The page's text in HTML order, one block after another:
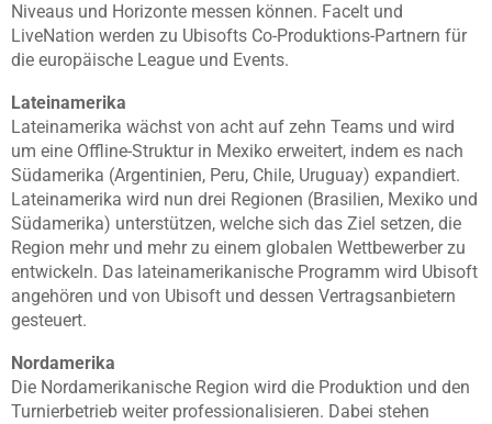
Niveaus und Horizonte messen können. Facelt und
LiveNation werden zu Ubisofts Co-Produktions-Partnern für
die europäische League und Events.
Lateinamerika
Lateinamerika wächst von acht auf zehn Teams und wird
um eine Offline-Struktur in Mexiko erweitert, indem es nach
Südamerika (Argentinien, Peru, Chile, Uruguay) expandiert.
Lateinamerika wird nun drei Regionen (Brasilien, Mexiko und
Südamerika) unterstützen, welche sich das Ziel setzen, die
Region mehr und mehr zu einem globalen Wettbewerber zu
entwickeln. Das lateinamerikanische Programm wird Ubisoft
angehören und von Ubisoft und dessen Vertragsanbietern
gesteuert.
Nordamerika
Die Nordamerikanische Region wird die Produktion und den
Turnierbetrieb weiter professionalisieren. Dabei stehen